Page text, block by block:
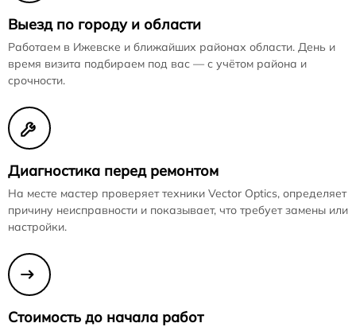
Выезд по городу и области
Работаем в Ижевске и ближайших районах области. День и
время визита подбираем под вас — с учётом района и
срочности.
Диагностика перед ремонтом
На месте мастер проверяет техники Vector Optics, определяет
причину неисправности и показывает, что требует замены или
настройки.
Стоимость до начала работ